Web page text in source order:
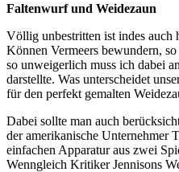
Faltenwurf und Weidezaun
Völlig unbestritten ist indes auch
Können Vermeers bewundern,
so unweigerlich muss ich dabei
darstellte. Was unterscheidet
für den perfekt gemalten
Dabei sollte man auch
der amerikanische Unternehmer
einfachen Apparatur aus zwei
Wenngleich Kritiker Jennisons